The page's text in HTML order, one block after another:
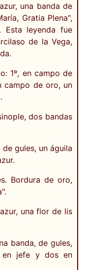
una banda de
Gratia Plena",
leyenda fue
de la Vega,
1º, en campo de
campo de oro, un
dos bandas
gules, un águila
Bordura de oro,
una flor de lis
banda, de gules,
en jefe y dos en